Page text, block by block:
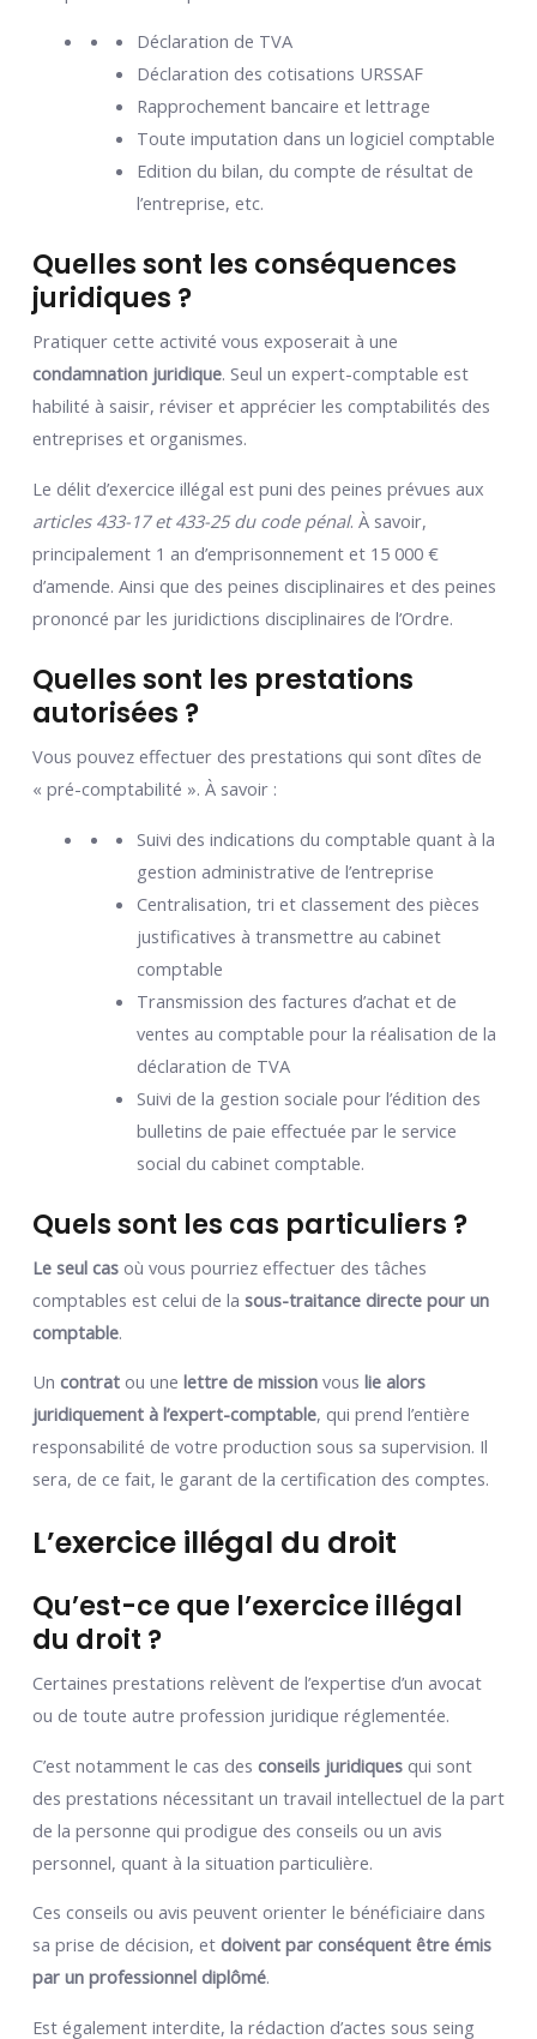
Déclaration de TVA
Déclaration des cotisations URSSAF
Rapprochement bancaire et lettrage
Toute imputation dans un logiciel comptable
Edition du bilan, du compte de résultat de
l’entreprise, etc.
Quelles sont les conséquences
juridiques ?
Pratiquer cette activité vous exposerait à une
condamnation juridique. Seul un expert-comptable est
habilité à saisir, réviser et apprécier les comptabilités des
entreprises et organismes.
Le délit d’exercice illégal est puni des peines prévues aux
articles 433-17 et 433-25 du code pénal. À savoir,
principalement 1 an d’emprisonnement et 15 000 €
d’amende. Ainsi que des peines disciplinaires et des peines
prononcé par les juridictions disciplinaires de l’Ordre.
Quelles sont les prestations
autorisées ?
Vous pouvez effectuer des prestations qui sont dîtes de
« pré-comptabilité ». À savoir :
Suivi des indications du comptable quant à la
gestion administrative de l’entreprise
Centralisation, tri et classement des pièces
justificatives à transmettre au cabinet
comptable
Transmission des factures d’achat et de
ventes au comptable pour la réalisation de la
déclaration de TVA
Suivi de la gestion sociale pour l’édition des
bulletins de paie effectuée par le service
social du cabinet comptable.
Quels sont les cas particuliers ?
Le seul casoù vous pourriez effectuer des tâches
comptables est celui de la sous-traitance directe pour un
comptable.
Un contratou une lettre de missionvous lie alors
juridiquement à l’expert-comptable, qui prend l’entière
responsabilité de votre production sous sa supervision. Il
sera, de ce fait, le garant de la certification des comptes.
L’exercice illégal du droit
Qu’est-ce que l’exercice illégal
du droit ?
Certaines prestations relèvent de l’expertise d’un avocat
ou de toute autre profession juridique réglementée.
C’est notamment le cas des conseils juridiquesqui sont
des prestations nécessitant un travail intellectuel de la part
de la personne qui prodigue des conseils ou un avis
personnel, quant à la situation particulière.
Ces conseils ou avis peuvent orienter le bénéficiaire dans
sa prise de décision, et doivent par conséquent être émis
par un professionnel diplômé.
Est également interdite, la rédaction d’actes sous seing